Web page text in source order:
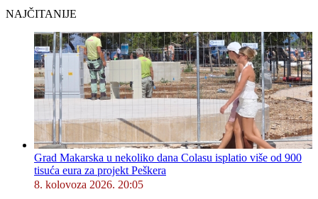
NAJČITANIJE
Grad Makarska u nekoliko dana Colasu isplatio više od 900
tisuća eura za projekt Peškera
8. kolovoza 2026. 20:05